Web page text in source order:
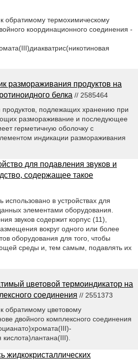
обратимому термохимическому
координационного соединения -
размораживания продуктов на
белка // 2585464
продуктов, подлежащих хранению при
размораживание и последующее
герметичную оболочку с
индикации размораживания
для подавления звуков и
содержащее такое
в устройствах для
элементами оборудования.
звуков содержит корпус (11),
вокруг одного или более
оборудования для того, чтобы
среды и, тем самым, подавлять их
цветовой термоиндикатор на
соединения // 2551373
обратимому цветовому
двойного комплексного соединения
кислота)лантана(III).
жидкокристаллических